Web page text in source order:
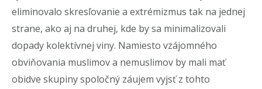
eliminovalo skresľovanie a extrémizmus tak na jednej
strane, ako aj na druhej, kde by sa minimalizovali
dopady kolektívnej viny. Namiesto vzájomného
obviňovania muslimov a nemuslimov by mali mať
obidve skupiny spoločný záujem vyjsť z tohto